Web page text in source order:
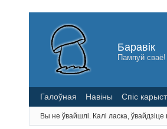
Баравік
Пампуй сваё!
Галоўная Навіны Спіс
Вы не ўвайшлі. Калі ласка, ўвайдзіце